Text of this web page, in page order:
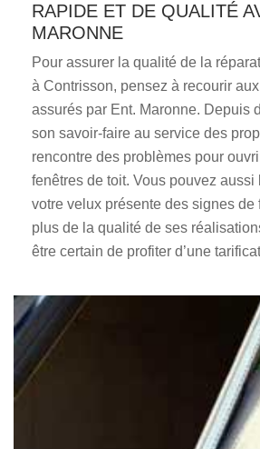
RAPIDE ET DE QUALITÉ
MARONNE
Pour assurer la qualité de la
à Contrisson, pensez à recourir
assurés par Ent. Maronne. Depuis
son savoir-faire au service des
rencontre des problèmes pour
fenêtres de toit. Vous pouvez aussi
votre velux présente des signes de
plus de la qualité de ses
être certain de profiter d’une